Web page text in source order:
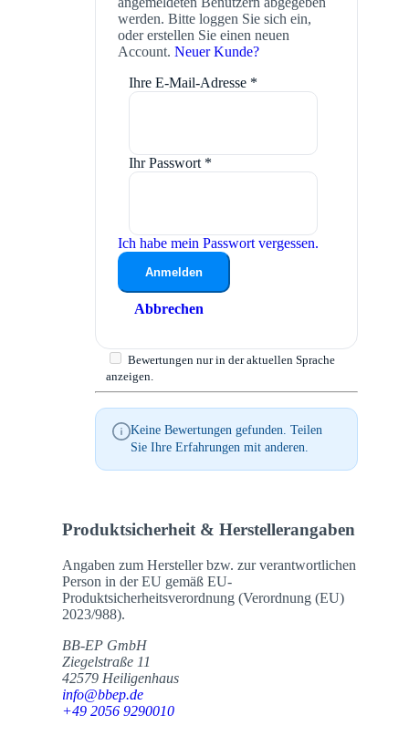
werden. Bitte loggen Sie sich ein,
oder erstellen Sie einen neuen
Account. Neuer Kunde?
Ihre E-Mail-Adresse *
Ihr Passwort *
Ich habe mein Passwort vergessen.
Anmelden
Abbrechen
Bewertungen nur in der aktuellen Sprache
anzeigen.
Keine Bewertungen gefunden. Teilen
Sie Ihre Erfahrungen mit anderen.
Produktsicherheit & Herstellerangaben
Angaben zum Hersteller bzw. zur verantwortlichen
Person in der EU gemäß EU-
Produktsicherheitsverordnung (Verordnung (EU)
2023/988).
BB-EP GmbH
Ziegelstraße 11
42579 Heiligenhaus
info@bbep.de
+49 2056 9290010